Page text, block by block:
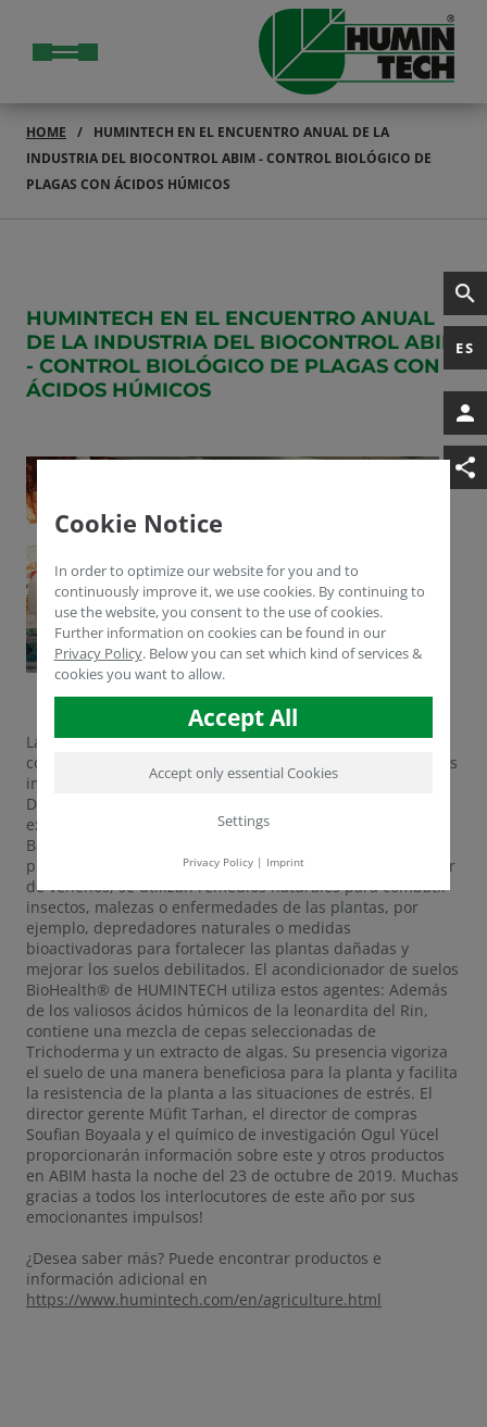
ES
HOME
HUMINTECH EN EL ENCUENTRO ANUAL DE LA
INDUSTRIA DEL BIOCONTROL ABIM - CONTROL BIOLÓGICO DE
PLAGAS CON ÁCIDOS HÚMICOS
HUMINTECH EN EL ENCUENTRO ANUAL
DE LA INDUSTRIA DEL BIOCONTROL ABIM
- CONTROL BIOLÓGICO DE PLAGAS CON
ÁCIDOS HÚMICOS
La conferencia anual de control biológico ABIM está
considerada como el lugar de encuentro internacional más
importante de la industria del control biológico de plagas.
Durante tres días, más de 1.100 expositores, delegados y
expertos se han reunido en el Centro de Congresos de
Basilea para intercambiar perspectivas sobre nuevos
problemas y soluciones en biocontrol. El enfoque: En lugar
de venenos, se utilizan remedios naturales para combatir
insectos, malezas o enfermedades de las plantas, por
ejemplo, depredadores naturales o medidas
bioactivadoras para fortalecer las plantas dañadas y
mejorar los suelos debilitados. El acondicionador de suelos
BioHealth® de HUMINTECH utiliza estos agentes: Además
de los valiosos ácidos húmicos de la leonardita del Rin,
contiene una mezcla de cepas seleccionadas de
Trichoderma y un extracto de algas. Su presencia vigoriza
el suelo de una manera beneficiosa para la planta y facilita
la resistencia de la planta a las situaciones de estrés. El
director gerente Müfit Tarhan, el director de compras
Soufian Boyaala y el químico de investigación Ogul Yücel
proporcionarán información sobre este y otros productos
en ABIM hasta la noche del 23 de octubre de 2019. Muchas
gracias a todos los interlocutores de este año por sus
emocionantes impulsos!
¿Desea saber más? Puede encontrar productos e
información adicional en
https://www.humintech.com/en/agriculture.html
Cookie Notice
In order to optimize our website for you and to
continuously improve it, we use cookies. By continuing to
use the website, you consent to the use of cookies.
Further information on cookies can be found in our
Privacy Policy. Below you can set which kind of services &
cookies you want to allow.
Accept All
Accept only essential Cookies
Settings
Privacy Policy| Imprint